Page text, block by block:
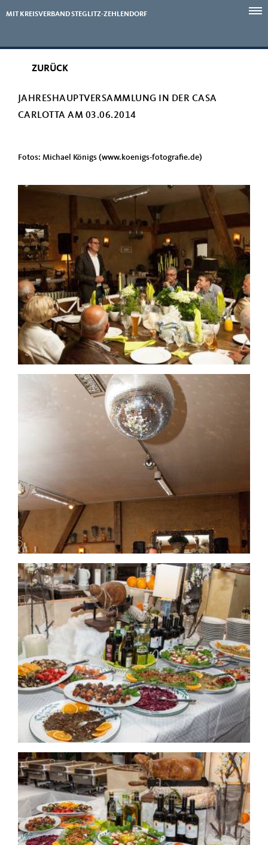
MIT KREISVERBAND STEGLITZ-ZEHLENDORF
ZURÜCK
JAHRESHAUPTVERSAMMLUNG IN DER CASA
CARLOTTA AM 03.06.2014
Fotos: Michael Königs (www.koenigs-fotografie.de)